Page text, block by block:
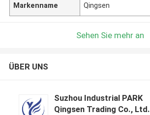
Markenname Qingsen
Sehen Sie mehr an
ÜBER UNS
Suzhou Industrial PARK
Qingsen Trading Co., Ltd.